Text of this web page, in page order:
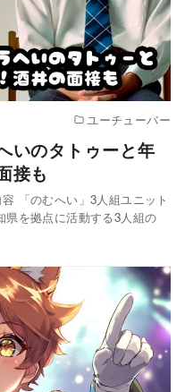
ユーチューバー
いのタトゥーと年
接も
「のむへい」3人組ユニット
を拠点に活動する3人組の